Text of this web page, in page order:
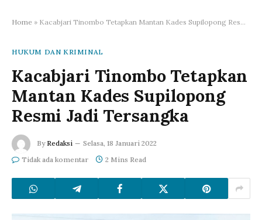
Home » Kacabjari Tinombo Tetapkan Mantan Kades Supilopong Resmi Jadi Tersangka
HUKUM DAN KRIMINAL
Kacabjari Tinombo Tetapkan
Mantan Kades Supilopong
Resmi Jadi Tersangka
By Redaksi
Selasa, 18 Januari 2022
Tidak ada komentar
2 Mins Read